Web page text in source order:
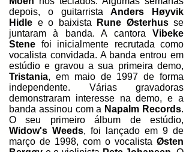
depois, o guitarristaAnders Høyvik
Hidle e o baixista Rune Østerhusse
juntaram à banda. A cantora Vibeke
Stene foi inicialmente recrutada como
vocalista convidada. A banda entrou em
estúdio e gravou a sua primeira demo,
Tristania, em maio de 1997 de forma
independente. Várias gravadoras
demonstraram interesse na demo, e a
banda assinou com a Napalm Records.
O seu primeiro álbum de estúdio,
Widow's Weeds, foi lançado em 9 de
março de 1998, com o vocalista Østen